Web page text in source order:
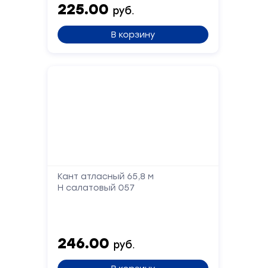
225.00 руб.
В корзину
Кант атласный 65,8 м
Н салатовый 057
246.00 руб.